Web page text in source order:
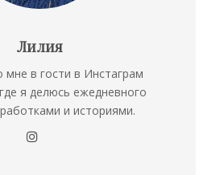
Лилия
мне в гости в Инстаграм
я делюсь ежедневного
и историями.